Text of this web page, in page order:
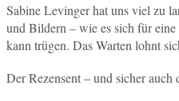
Sabine Levinger hat uns viel zu
und Bildern – wie es sich für eine
kann trügen. Das Warten lohnt
Der Rezensent – und sicher